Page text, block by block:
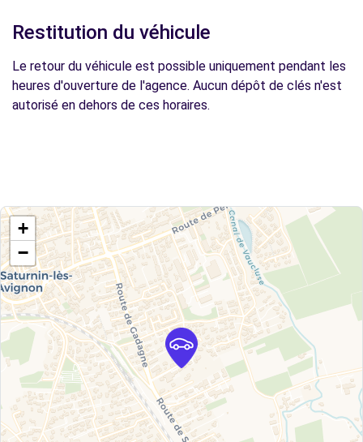
Restitution du véhicule
Le retour du véhicule est possible uniquement pendant les
heures d'ouverture de l'agence. Aucun dépôt de clés n'est
autorisé en dehors de ces horaires.
+
−